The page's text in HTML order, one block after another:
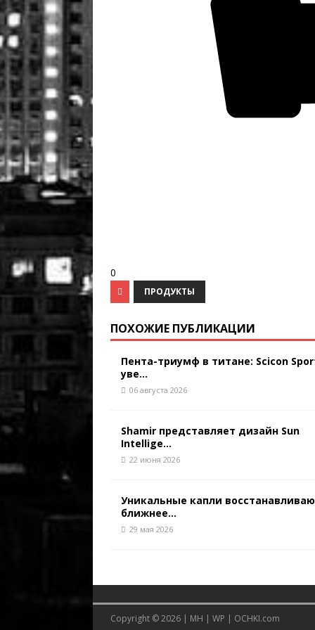
0
ПРОДУКТЫ
ПОХОЖИЕ ПУБЛИКАЦИИ
Пента-триумф в титане: Scicon
уве...
06 августа 2026
Shamir представляет дизайн Sun
Intellige...
22 июня 2026
Уникальные капли
ближнее...
29 мая 2026
Copyright © 2026 | MH | WP | OCHKI.com